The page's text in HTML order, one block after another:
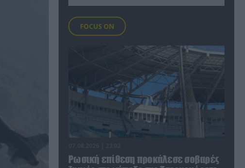
FOCUS ON
Ρωσική επίθεση προκάλεσε σοβαρές